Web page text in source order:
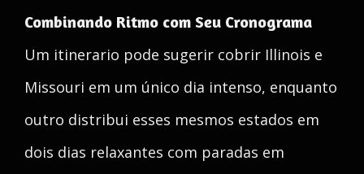
Combinando Ritmo com Seu Cronograma
Um itinerario pode sugerir cobrir Illinois e
Missouri em um único dia intenso, enquanto
outro distribui esses mesmos estados em
dois dias relaxantes com paradas em